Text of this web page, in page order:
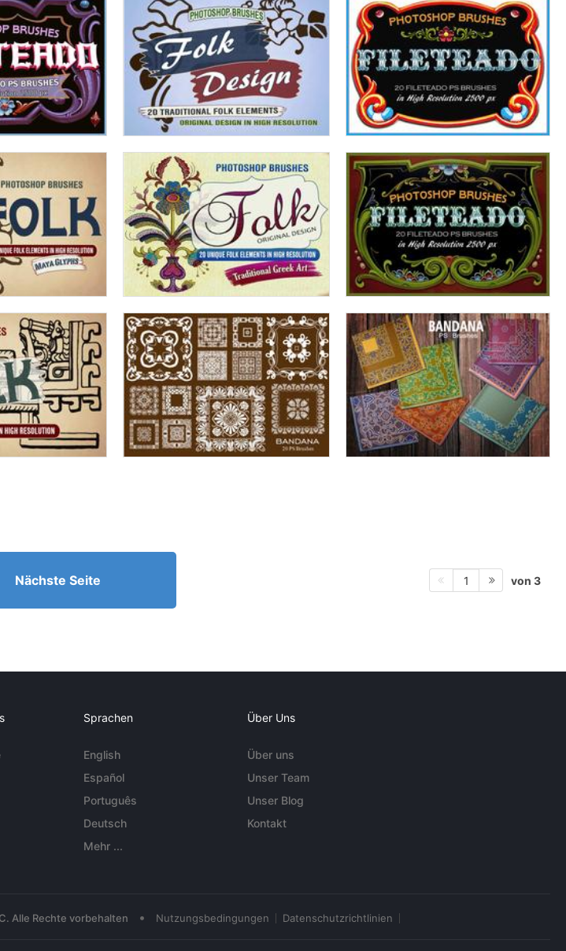
Nächste Seite 1 von 3
Sprachen
English
Español
Português
Deutsch
Mehr ...
Über Uns
Über uns
Unser Team
Unser Blog
Kontakt
Alle Rechte vorbehalten • Nutzungsbedingungen Datenschutzrichtlinien